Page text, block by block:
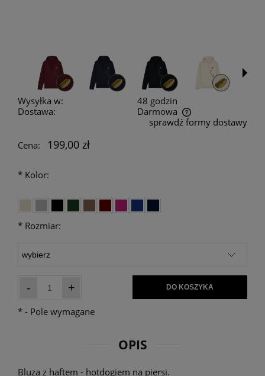
Wysyłka w:
48 godzin
Dostawa:
Darmowa
Cena nie zawiera ewentualnych kosztów płatności
sprawdź formy dostawy
Cena:
199,00 zł
* Kolor:
* Rozmiar:
- + DO KOSZYKA
* - Pole wymagane
OPIS
Bluza z haftem - hotdogiem na piersi.